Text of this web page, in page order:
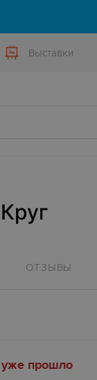
Выставки
ОТЗЫВЫ
уже прошло